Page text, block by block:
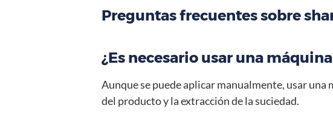
Preguntas frecuentes sobre
¿Es necesario usar una
Aunque se puede aplicar manualmente, usar
del producto y la extracción de la suciedad.